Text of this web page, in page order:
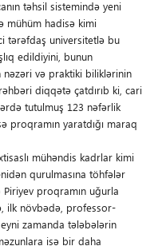
təhsil sistemində yeni
mühüm hadisə kimi
tərəfdaş universitetlə bu
edildiyini, bunun
və praktiki biliklərinin
diqqətə çatdırıb ki, cari
tutulmuş 123 nəfərlik
proqramın yaratdığı maraq
mühəndis kadrlar kimi
qurulmasına töhfələr
Piriyev proqramın uğurla
ilk növbədə, professor-
zamanda tələbələrin
isə bir daha